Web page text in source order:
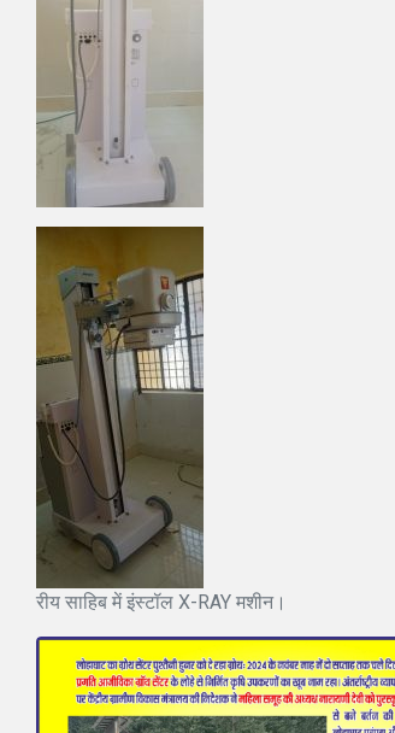
रीय साहिब में इंस्टॉल X-RAY मशीन।